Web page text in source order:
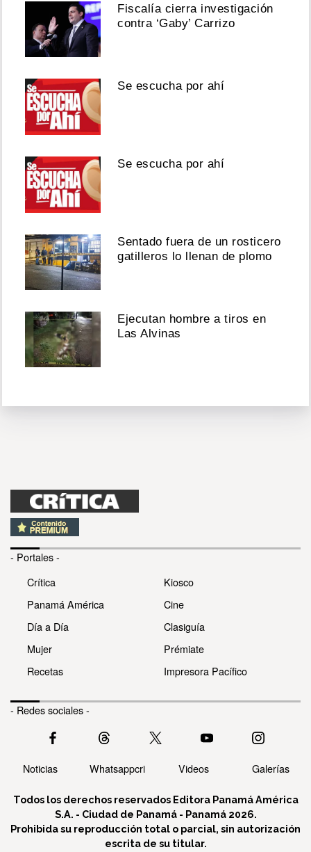
Fiscalía cierra investigación
contra ‘Gaby’ Carrizo
Se escucha por ahí
Se escucha por ahí
Sentado fuera de un rosticero
gatilleros lo llenan de plomo
Ejecutan hombre a tiros en
Las Alvinas
- Portales -
Crítica
Panamá América
Día a Día
Mujer
Recetas
Kiosco
Cine
Clasiguía
Prémiate
Impresora Pacífico
- Redes sociales -
Noticias Whatsappcri Videos Galerías
Todos los derechos reservados Editora Panamá América
S.A. - Ciudad de Panamá - Panamá 2026.
Prohibida su reproducción total o parcial, sin autorización
escrita de su titular.